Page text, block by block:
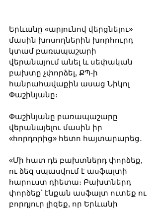
Երևանը «արյունով վերցնելու»
մասին խոսողներին խորհուրդ
կտամ բառապաշարի
վերանայում անել և սեփական
բախտը չփորձել, ՔՊ-ի
հանրահավաքին ասաց Նիկոլ
Փաշինյանը։
Փաշինյանը բառապաշարը
վերանայելու մասին իր
«հորդորից» հետո հայտարարեց․
«Մի հատ դե բախտներդ փորձեք,
ու ձեզ սպասվում է ասֆալտի
հարուստ դիետա։ Բախտներդ
փորձեք՝ էնքան ասֆալտ ուտեք ու
բորդյուր լիզեք, որ Երևանի